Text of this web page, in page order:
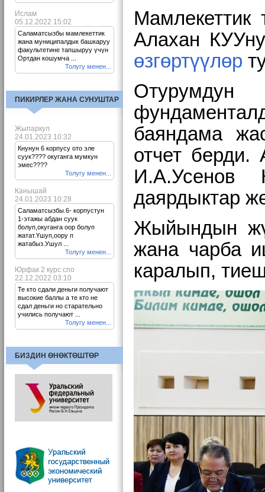
Алахан
өзгөртүүлөр
Отурумдун
баяндама
отчет
И.А.Усенов
даярдыктар
Жыйындын
жана чарба
каралып,
Ислам
05.12.2022 15:02
Саламатсызбы мамлекеттик
жана муниципалдык башкаруу
факультетине тапшыруу үчүн
Ортдан кошумча ...
Толугу менен...
ПИКИРЛЕР ЖАНА СУНУШТАР
Жыпаркул
24.01.2023 10:32
Кнунун 6 корпусу ото эле
суук???? окуганга мумкун
эмес????
Толугу менен...
Канышай
24.01.2023 10:28
Саламатсызбы.6- корпустун
1-этажы абдан суук
болуп,окуганга оор болуп
жатат.Үшуп,оору п
жатабыз.Ушул ...
Толугу менен...
Юрфак 2 курс спо
22.12.2022 03:10
Те кто сдали деньги получают
высокие баллы а те кто не
сдал деньги но старательно
учились получают ...
Толугу менен...
БИЗДИН ӨНӨКТӨШТӨР